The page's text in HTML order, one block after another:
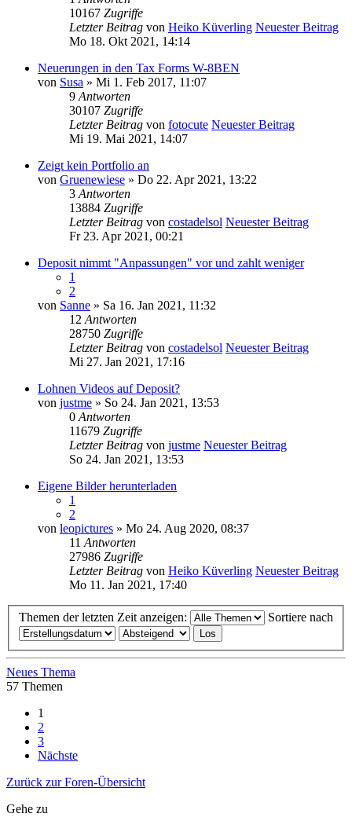
10167 Zugriffe
Letzter Beitrag von Heiko Küverling Neuester Beitrag
Mo 18. Okt 2021, 14:14
Neuerungen in den Tax Forms W-8BEN
von Susa » Mi 1. Feb 2017, 11:07
9 Antworten
30107 Zugriffe
Letzter Beitrag von fotocute Neuester Beitrag
Mi 19. Mai 2021, 14:07
Zeigt kein Portfolio an
von Gruenewiese » Do 22. Apr 2021, 13:22
3 Antworten
13884 Zugriffe
Letzter Beitrag von costadelsol Neuester Beitrag
Fr 23. Apr 2021, 00:21
Deposit nimmt "Anpassungen" vor und zahlt weniger
1
2
von Sanne » Sa 16. Jan 2021, 11:32
12 Antworten
28750 Zugriffe
Letzter Beitrag von costadelsol Neuester Beitrag
Mi 27. Jan 2021, 17:16
Lohnen Videos auf Deposit?
von justme » So 24. Jan 2021, 13:53
0 Antworten
11679 Zugriffe
Letzter Beitrag von justme Neuester Beitrag
So 24. Jan 2021, 13:53
Eigene Bilder herunterladen
1
2
von leopictures » Mo 24. Aug 2020, 08:37
11 Antworten
27986 Zugriffe
Letzter Beitrag von Heiko Küverling Neuester Beitrag
Mo 11. Jan 2021, 17:40
Themen der letzten Zeit anzeigen: Sortiere nach
Neues Thema
57 Themen
1
2
3
Nächste
Zurück zur Foren-Übersicht
Gehe zu